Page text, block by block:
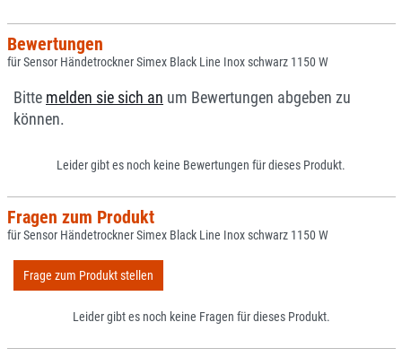
Bewertungen
für Sensor Händetrockner Simex Black Line Inox schwarz 1150 W
Bitte melden sie sich an um Bewertungen abgeben zu
können.
Leider gibt es noch keine Bewertungen für dieses Produkt.
Fragen zum Produkt
für Sensor Händetrockner Simex Black Line Inox schwarz 1150 W
Frage zum Produkt stellen
Leider gibt es noch keine Fragen für dieses Produkt.